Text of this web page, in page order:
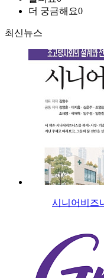
더 궁금해요0
최신뉴스
시니어비즈